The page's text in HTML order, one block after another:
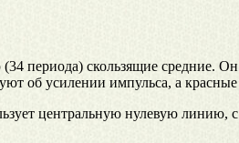
периода) скользящие средние.
об усилении импульса, а красные
центральную нулевую